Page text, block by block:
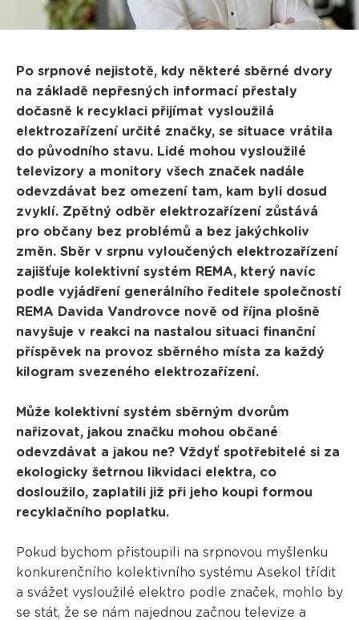
Po srpnové nejistotě, kdy některé sběrné dvory
na základě nepřesných informací přestaly
dočasně k recyklaci přijímat vysloužilá
elektrozařízení určité značky, se situace vrátila
do původního stavu. Lidé mohou vysloužilé
televizory a monitory všech značek nadále
odevzdávat bez omezení tam, kam byli dosud
zvyklí. Zpětný odběr elektrozařízení zůstává
pro občany bez problémů a bez jakýchkoliv
změn. Sběr v srpnu vyloučených elektrozařízení
zajišťuje kolektivní systém REMA, který navíc
podle vyjádření generálního ředitele společností
REMA Davida Vandrovce nově od října plošně
navyšuje v reakci na nastalou situaci finanční
příspěvek na provoz sběrného místa za každý
kilogram svezeného elektrozařízení.
Může kolektivní systém sběrným dvorům
nařizovat, jakou značku mohou občané
odevzdávat a jakou ne? Vždyť spotřebitelé si za
ekologicky šetrnou likvidaci elektra, co
dosloužilo, zaplatili již při jeho koupi formou
recyklačního poplatku.
Pokud bychom přistoupili na srpnovou myšlenku
konkurenčního kolektivního systému Asekol třídit
a svážet vysloužilé elektro podle značek, mohlo by
se stát, že se nám najednou začnou televize a